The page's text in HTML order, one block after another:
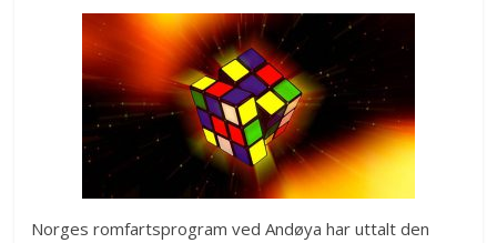
Norges romfartsprogram ved Andøya har uttalt den